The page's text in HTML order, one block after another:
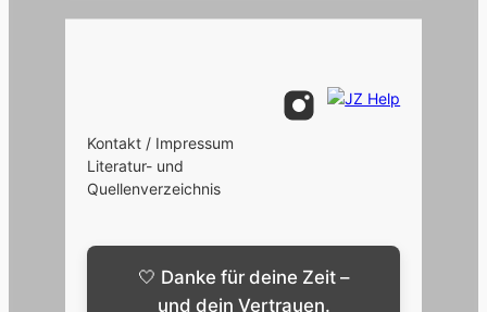
Kontakt / Impressum
Literatur- und
Quellenverzeichnis
🤍 Danke für deine Zeit –
und dein Vertrauen.